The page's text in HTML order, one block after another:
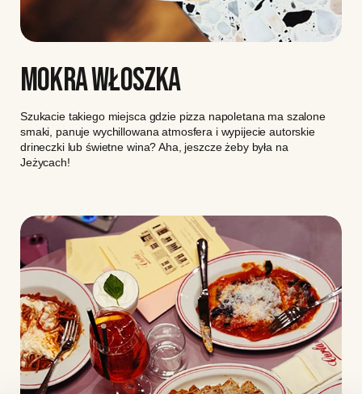
MOKRA WŁOSZKA
Szukacie takiego miejsca gdzie pizza napoletana ma szalone
smaki, panuje wychillowana atmosfera i wypijecie autorskie
drineczki lub świetne wina? Aha, jeszcze żeby była na
Jeżycach!